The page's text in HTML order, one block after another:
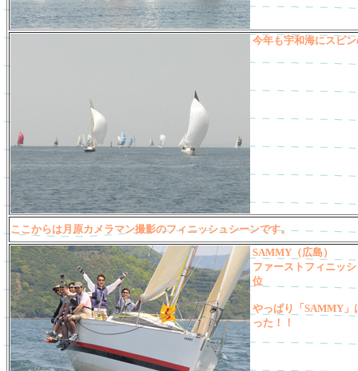
今年も宇和海にスピ
ここからは月原カメラマン撮影のフィニッシュシーンです。
SAMMY（広島）
ファーストフィニッ
位
やっぱり「SAMMY」
った！！